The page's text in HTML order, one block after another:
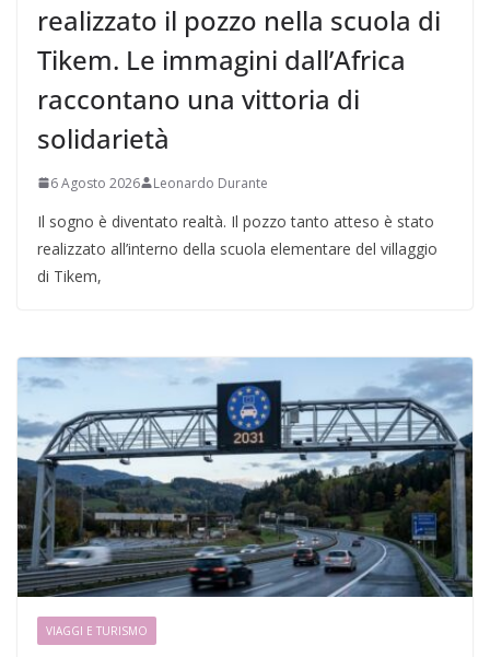
realizzato il pozzo nella scuola di
Tikem. Le immagini dall’Africa
raccontano una vittoria di
solidarietà
6 Agosto 2026 Leonardo Durante
Il sogno è diventato realtà. Il pozzo tanto atteso è stato
realizzato all’interno della scuola elementare del villaggio
di Tikem,
VIAGGI E TURISMO